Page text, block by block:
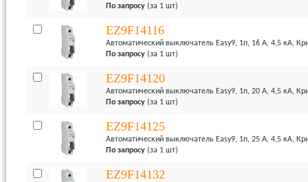
По запросу (за 1 шт)
EZ9F14116
Автоматический выключатель Easy9, 1п, 16 А, 4,5 кА,
По запросу (за 1 шт)
EZ9F14120
Автоматический выключатель Easy9, 1п, 20 А, 4,5 кА,
По запросу (за 1 шт)
EZ9F14125
Автоматический выключатель Easy9, 1п, 25 А, 4,5 кА,
По запросу (за 1 шт)
EZ9F14132